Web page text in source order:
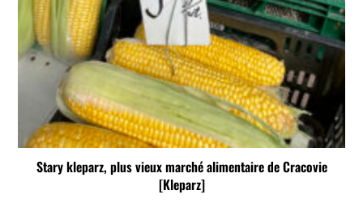
Stary kleparz, plus vieux marché alimentaire de Cracovie
[Kleparz]